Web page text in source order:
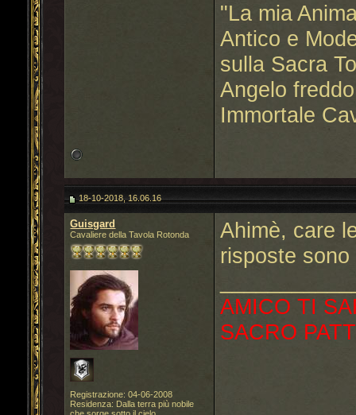
"La mia
Antico e
sulla Sacra
Angelo
Immortale
18-10-2018, 16.06.16
Guisgard
Cavaliere della Tavola Rotonda
Registrazione: 04-06-2008
Residenza: Dalla terra più nobile
Ahimè, care
risposte
AMICO TI
SACRO